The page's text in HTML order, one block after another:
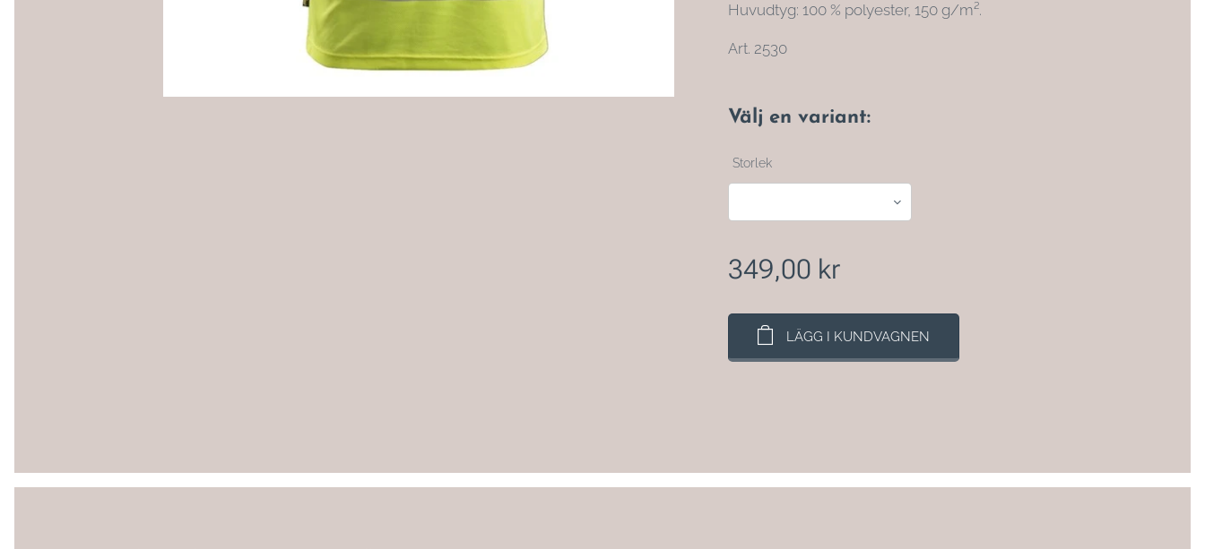
Huvudtyg: 100 % polyester, 150 g/m².
Art. 2530
Välj en variant:
Storlek
349,00 kr
LÄGG I KUNDVAGNEN